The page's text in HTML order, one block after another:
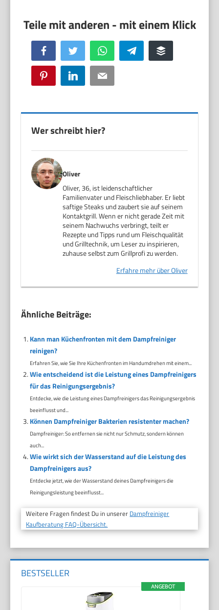
Facebook Twitter WhatsApp Telegram Buffer
Pinterest LinkedIn Email
Wer schreibt hier?
Oliver
Oliver, 36, ist leidenschaftlicher
Familienvater und Fleischliebhaber. Er liebt
saftige Steaks und zaubert sie auf seinem
Kontaktgrill. Wenn er nicht gerade Zeit mit
seinem Nachwuchs verbringt, teilt er
Rezepte und Tipps rund um Fleischqualität
und Grilltechnik, um Leser zu inspirieren,
zuhause selbst zum Grillprofi zu werden.
Erfahre mehr über Oliver
Ähnliche Beiträge:
Kann man Küchenfronten mit dem Dampfreiniger
reinigen?
Erfahren Sie, wie Sie Ihre Küchenfronten im Handumdrehen mit einem...
Wie entscheidend ist die Leistung eines Dampfreinigers
für das Reinigungsergebnis?
Entdecke, wie die Leistung eines Dampfreinigers das Reinigungsergebnis
beeinflusst und...
Können Dampfreiniger Bakterien resistenter machen?
Dampfreiniger: So entfernen sie nicht nur Schmutz, sondern können
auch...
Wie wirkt sich der Wasserstand auf die Leistung des
Dampfreinigers aus?
Entdecke jetzt, wie der Wasserstand deines Dampfreinigers die
Reinigungsleistung beeinflusst...
Weitere Fragen findest Du in unserer Dampfreiniger
Kaufberatung FAQ-Übersicht.
BESTSELLER
ANGEBOT